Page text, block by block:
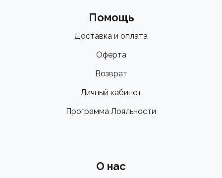
Помощь
Доставка и оплата
Оферта
Возврат
Личный кабинет
Программа Лояльности
О нас